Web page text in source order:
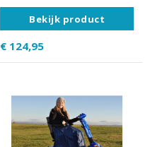
Bekijk product
€ 124,95